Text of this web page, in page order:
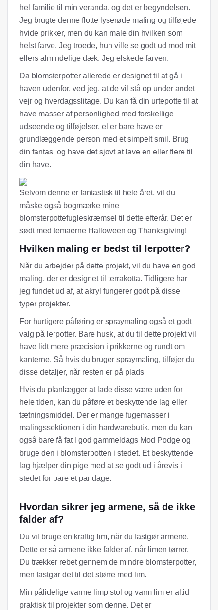
hel familie til min veranda, og det er begyndelsen.
Jeg brugte denne flotte lyserøde maling og tilføjede
hvide prikker, men du kan male din hvilken som
helst farve. Jeg troede, hun ville se godt ud mod mit
ellers almindelige dæk. Jeg elskede farven.
Da blomsterpotter allerede er designet til at gå i
haven udenfor, ved jeg, at de vil stå op under andet
vejr og hverdagsslitage. Du kan få din urtepotte til at
have masser af personlighed med forskellige
udseende og tilføjelser, eller bare have en
grundlæggende person med et simpelt smil. Brug
din fantasi og have det sjovt at lave en eller flere til
din have.
Selvom denne er fantastisk til hele året, vil du
måske også bogmærke mine
blomsterpottefugleskræmsel til dette efterår. Det er
sødt med temaerne Halloween og Thanksgiving!
Hvilken maling er bedst til lerpotter?
Når du arbejder på dette projekt, vil du have en god
maling, der er designet til terrakotta. Tidligere har
jeg fundet ud af, at akryl fungerer godt på disse
typer projekter.
For hurtigere påføring er spraymaling også et godt
valg på lerpotter. Bare husk, at du til dette projekt vil
have lidt mere præcision i prikkerne og rundt om
kanterne. Så hvis du bruger spraymaling, tilføjer du
disse detaljer, når resten er på plads.
Hvis du planlægger at lade disse være uden for
hele tiden, kan du påføre et beskyttende lag eller
tætningsmiddel. Der er mange fugemasser i
malingssektionen i din hardwarebutik, men du kan
også bare få fat i god gammeldags Mod Podge og
bruge den i blomsterpotten i stedet. Et beskyttende
lag hjælper din pige med at se godt ud i årevis i
stedet for bare et par dage.
Hvordan sikrer jeg armene, så de ikke
falder af?
Du vil bruge en kraftig lim, når du fastgør armene.
Dette er så armene ikke falder af, når limen tørrer.
Du trækker rebet gennem de mindre blomsterpotter,
men fastgør det til det større med lim.
Min pålidelige varme limpistol og varm lim er altid
praktisk til projekter som denne. Det er